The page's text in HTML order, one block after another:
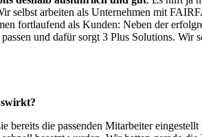
selbst arbeiten als Unternehmen mit
fortlaufend als Kunden: Neben der
und dafür sorgt 3 Plus Solutions. Wir
bereits die passenden Mitarbeiter